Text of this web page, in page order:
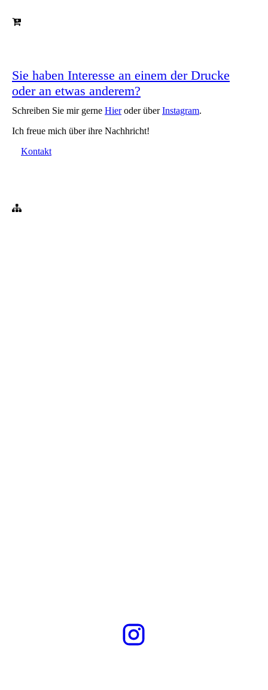
Sie haben Interesse an einem der Drucke
oder an etwas anderem?
Schreiben Sie mir gerne Hieroder überInstagram.
Ich freue mich über ihre Nachhricht!
Kontakt